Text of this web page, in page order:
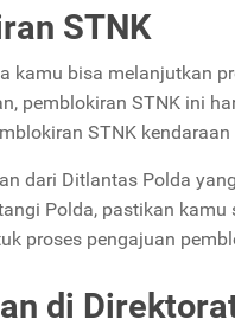
STNK
kamu bisa melanjutkan
pemblokiran STNK ini
STNK kendaraan
dari Ditlantas Polda
Polda, pastikan
proses pengajuan
di